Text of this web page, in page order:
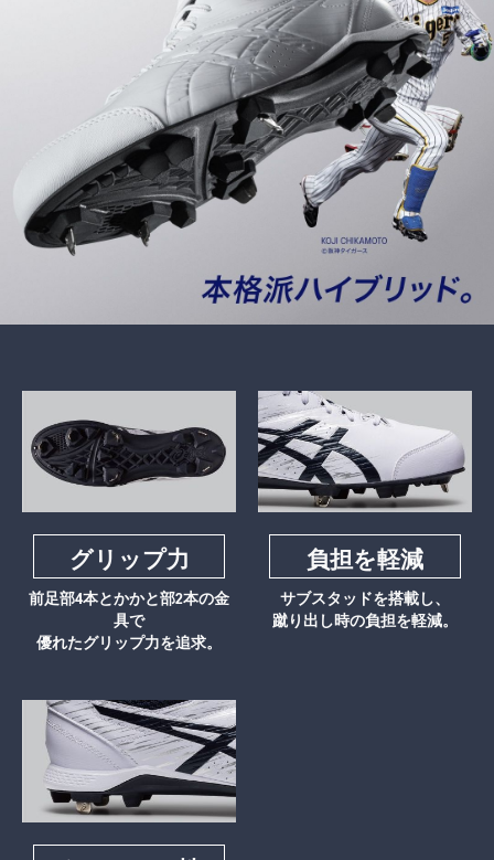
グリップ力
前足部4本とかかと部2本の金
具で
優れたグリップ力を追求。
負担を軽減
サブスタッドを搭載し、
蹴り出し時の負担を軽減。